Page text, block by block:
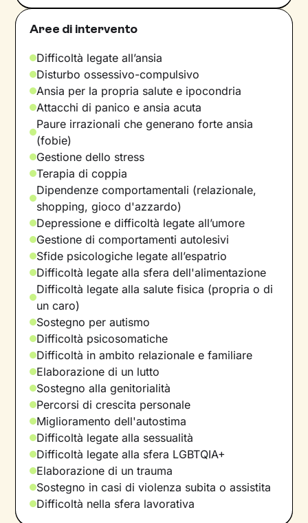
Aree di intervento
Difficoltà legate all’ansia
Disturbo ossessivo-compulsivo
Ansia per la propria salute e ipocondria
Attacchi di panico e ansia acuta
Paure irrazionali che generano forte ansia
(fobie)
Gestione dello stress
Terapia di coppia
Dipendenze comportamentali (relazionale,
shopping, gioco d'azzardo)
Depressione e difficoltà legate all’umore
Gestione di comportamenti autolesivi
Sfide psicologiche legate all’espatrio
Difficoltà legate alla sfera dell'alimentazione
Difficoltà legate alla salute fisica (propria o di
un caro)
Sostegno per autismo
Difficoltà psicosomatiche
Difficoltà in ambito relazionale e familiare
Elaborazione di un lutto
Sostegno alla genitorialità
Percorsi di crescita personale
Miglioramento dell'autostima
Difficoltà legate alla sessualità
Difficoltà legate alla sfera LGBTQIA+
Elaborazione di un trauma
Sostegno in casi di violenza subita o assistita
Difficoltà nella sfera lavorativa